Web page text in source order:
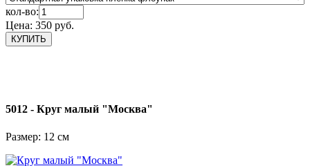
кол-во:
Цена: 350 руб.
5012 - Круг малый "Москва"
Размер: 12 см